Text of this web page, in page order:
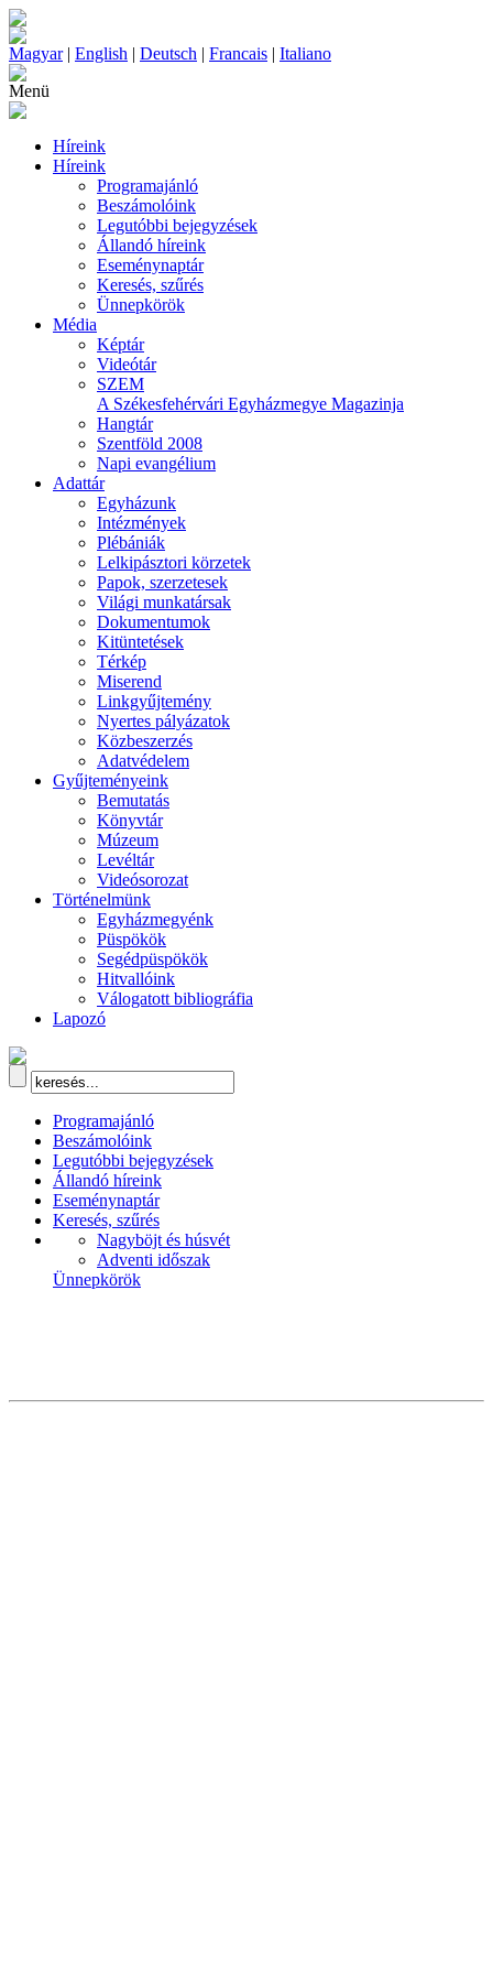
Magyar| English | Deutsch | Francais | Italiano
Menü
Híreink
Híreink
Programajánló
Beszámolóink
Legutóbbi bejegyzések
Állandó híreink
Eseménynaptár
Keresés, szűrés
Ünnepkörök
Média
Képtár
Videótár
SZEM
A Székesfehérvári Egyházmegye Magazinja
Hangtár
Szentföld 2008
Napi evangélium
Adattár
Egyházunk
Intézmények
Plébániák
Lelkipásztori körzetek
Papok, szerzetesek
Világi munkatársak
Dokumentumok
Kitüntetések
Térkép
Miserend
Linkgyűjtemény
Nyertes pályázatok
Közbeszerzés
Adatvédelem
Gyűjteményeink
Bemutatás
Könyvtár
Múzeum
Levéltár
Videósorozat
Történelmünk
Egyházmegyénk
Püspökök
Segédpüspökök
Hitvallóink
Válogatott bibliográfia
Lapozó
Programajánló
Beszámolóink
Legutóbbi bejegyzések
Állandó híreink
Eseménynaptár
Keresés, szűrés
Nagyböjt és húsvét
Adventi időszak
Ünnepkörök